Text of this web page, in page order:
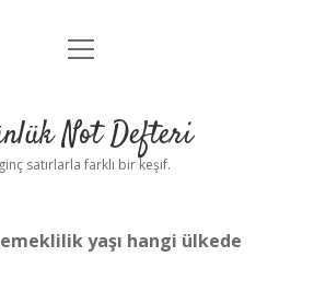
Anasayfa
Yasal Uyarı
menüyü
Not Defteri
satırlarla farklı bir keşif.
emeklilik yaşı hangi ülkede